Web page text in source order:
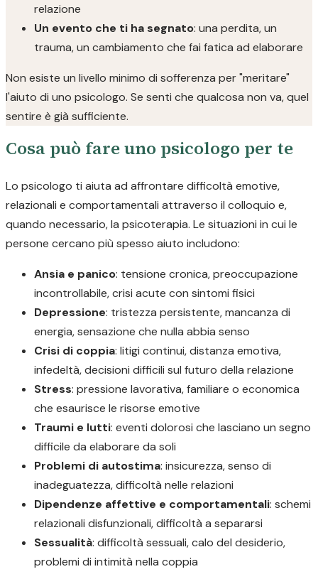
relazione
Un evento che ti ha segnato: una perdita, un
trauma, un cambiamento che fai fatica ad elaborare
Non esiste un livello minimo di sofferenza per "meritare"
l'aiuto di uno psicologo. Se senti che qualcosa non va, quel
sentire è già sufficiente.
Cosa può fare uno psicologo per te
Lo psicologo ti aiuta ad affrontare difficoltà emotive,
relazionali e comportamentali attraverso il colloquio e,
quando necessario, la psicoterapia. Le situazioni in cui le
persone cercano più spesso aiuto includono:
Ansia e panico: tensione cronica, preoccupazione
incontrollabile, crisi acute con sintomi fisici
Depressione: tristezza persistente, mancanza di
energia, sensazione che nulla abbia senso
Crisi di coppia: litigi continui, distanza emotiva,
infedeltà, decisioni difficili sul futuro della relazione
Stress: pressione lavorativa, familiare o economica
che esaurisce le risorse emotive
Traumi e lutti: eventi dolorosi che lasciano un segno
difficile da elaborare da soli
Problemi di autostima: insicurezza, senso di
inadeguatezza, difficoltà nelle relazioni
Dipendenze affettive e comportamentali: schemi
relazionali disfunzionali, difficoltà a separarsi
Sessualità: difficoltà sessuali, calo del desiderio,
problemi di intimità nella coppia